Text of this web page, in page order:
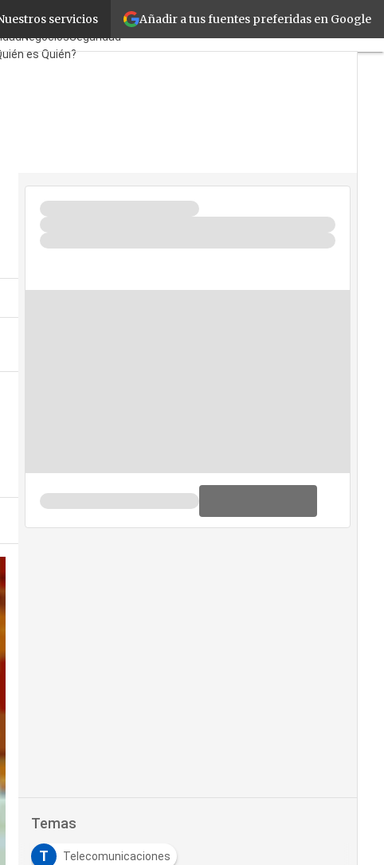
Añadir a tus fuentes preferidas en Google
servicios
TicPymesCorporate
NegociosSeguridad
es Quién?
Temas
T Telecomunicaciones